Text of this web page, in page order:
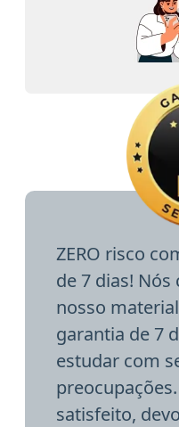
ZERO risco
de 7 dias!
nosso
garantia de 7
estudar com
satisfeito,